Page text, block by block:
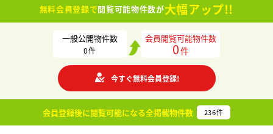
無料会員登録で閲覧可能物件数が大幅アップ!!
一般公開物件数
0件
会員閲覧可能物件数
0件
今すぐ無料会員登録!
会員登録後に閲覧可能になる全掲載物件数 236件